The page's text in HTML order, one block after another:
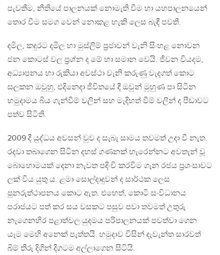
පැවතීම, නීතියේ පාලනයක් නොමැති වීම හා යහපාලනයෙන්
තොර වීම සමග වෙන් නොකළ හැකි ලෙස බැඳී පවතී.
දමිල, කදුරට දමිල හා මුස්ලිම් ප‍්‍රජාවන් වැනි සිංහළ නොවන
ජන කොටස් වල ප‍්‍රශ්න ද මේ හා සමාන වෙයි. ජීවන වියදම,
අධ්‍යාපනය හා රුකියා අවස්ථා වැනි කරුණු වැදගත් කොට
සලකන ඔවුහු, එදිනෙදා ජීවිතයේ දී ඔවුන් මුහුණ පා සිටින
හමුදාමය බිය ගැන්වීම් වලින් සහ මැදිහත් වීම් වලින් ද පීඩාවට
පත්ව සිටිති.
2009 දී යුද්ධය අවසන් වුව ද සැබෑ සාමය තවමත් උදා වී නැත.
රදවා තබාගෙන සිටින දහස් ගණනක් හැරෙන්නට අවතැන් වූ
බොහොමයක් දෙනා නැවත පදිංචි කරවීම ගැන රජය ප‍්‍රශංසාවට
ලක් විය යුතු ය. ළමා සොල්දාදුවන් ද සාර්ථක ලෙස
පුනරුත්ථාපනය කොට ඇත. එහෙත්, කොටි සංවිධානය
පරාජයට පත් කර සය වසකට පසුව පවා තවමත් උතුරු
නැගෙනහිර පළාත්වල යුදමය පරිපාලනයක් පවත්වා ගෙන
යෑම මෙහි අනෙක් පැත්තයි. හමුදාව විසින් දැවැන්ත සාරවත්
බිම් තීරු දිගින් දිගටම අල්ලාගෙන සිටියි.